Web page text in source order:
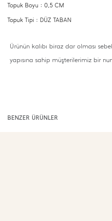
Topuk Boyu : 0,5 CM
Topuk Tipi : DÜZ TABAN
Ürünün kalıbı biraz dar olması
yapısına sahip müşterilerimiz bir
BENZER ÜRÜNLER